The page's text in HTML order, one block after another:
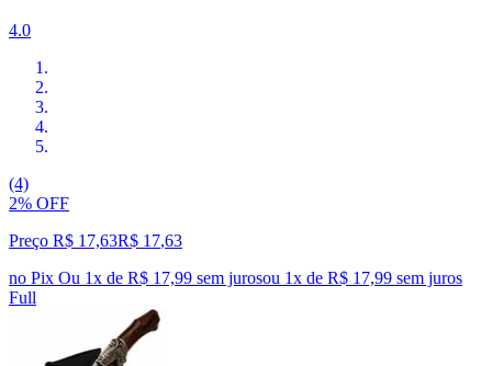
4.0
(4)
2% OFF
Preço R$ 17,63R$ 17,63
no Pix Ou 1x de R$ 17,99 sem jurosou 1x de R$ 17,99 sem juros
Full